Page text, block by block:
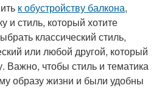
к обустройству балкона,
и стиль, который хотите
классический стиль,
или любой другой, который
Важно, чтобы стиль и тематика
образу жизни и были удобны